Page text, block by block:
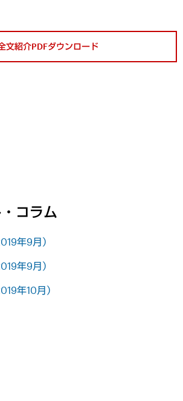
文紹介PDFダウンロード
コラム
年9月）
年9月）
年10月）